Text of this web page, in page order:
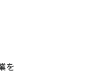
を